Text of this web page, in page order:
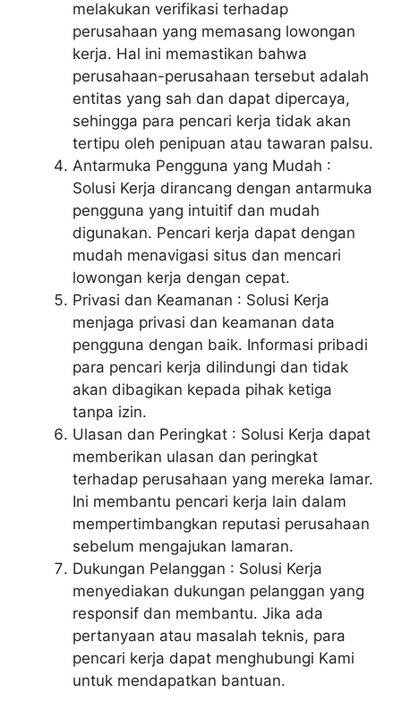
melakukan verifikasi terhadap
perusahaan yang memasang lowongan
kerja. Hal ini memastikan bahwa
perusahaan-perusahaan tersebut adalah
entitas yang sah dan dapat dipercaya,
sehingga para pencari kerja tidak akan
tertipu oleh penipuan atau tawaran palsu.
Antarmuka Pengguna yang Mudah :
Solusi Kerja dirancang dengan antarmuka
pengguna yang intuitif dan mudah
digunakan. Pencari kerja dapat dengan
mudah menavigasi situs dan mencari
lowongan kerja dengan cepat.
Privasi dan Keamanan : Solusi Kerja
menjaga privasi dan keamanan data
pengguna dengan baik. Informasi pribadi
para pencari kerja dilindungi dan tidak
akan dibagikan kepada pihak ketiga
tanpa izin.
Ulasan dan Peringkat : Solusi Kerja dapat
memberikan ulasan dan peringkat
terhadap perusahaan yang mereka lamar.
Ini membantu pencari kerja lain dalam
mempertimbangkan reputasi perusahaan
sebelum mengajukan lamaran.
Dukungan Pelanggan : Solusi Kerja
menyediakan dukungan pelanggan yang
responsif dan membantu. Jika ada
pertanyaan atau masalah teknis, para
pencari kerja dapat menghubungi Kami
untuk mendapatkan bantuan.